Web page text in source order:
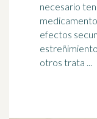
necesario tener
efectos
estreñimiento
otros trata ...